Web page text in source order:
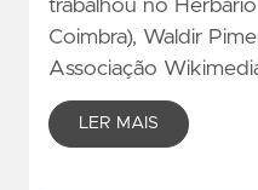
trabalhou no
Coimbra), Waldir
Associação
LER MAIS